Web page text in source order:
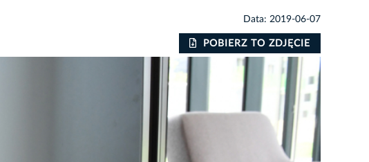
Data: 2019-06-07
POBIERZ TO ZDJĘCIE